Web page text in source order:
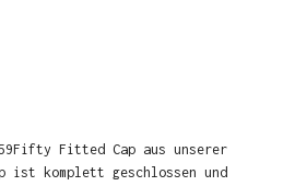
Fitted Cap aus unserer
ist komplett geschlossen und